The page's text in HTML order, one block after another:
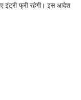
इंट्री फ्री रहेगी। इस आदेश